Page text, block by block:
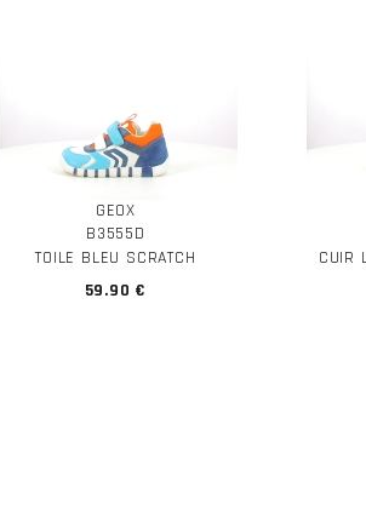
GEOX
B3555D
TOILE BLEU SCRATCH
59.90 €
CUIR